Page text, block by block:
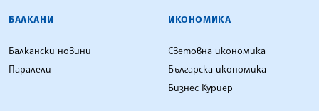
БАЛКАНИ
Балкански новини
Паралели
ИКОНОМИКА
Световна икономика
Българска икономика
Бизнес Куриер